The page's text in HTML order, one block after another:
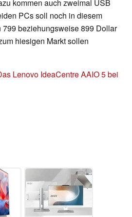
kommen auch zweimal USB
PCs soll noch in diesem
799 beziehungsweise 899 Dollar
hiesigen Markt sollen
Lenovo IdeaCentre AAIO 5 bei